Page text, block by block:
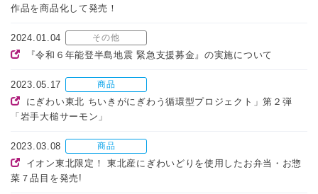
作品を商品化して発売！
2024.01.04 その他
『令和６年能登半島地震 緊急支援募金』の実施について
2023.05.17 商品
にぎわい東北 ちいきがにぎわう循環型プロジェクト」第２弾
「岩手大槌サーモン」
2023.03.08 商品
イオン東北限定！ 東北産にぎわいどりを使用したお弁当・お惣
菜７品目を発売!